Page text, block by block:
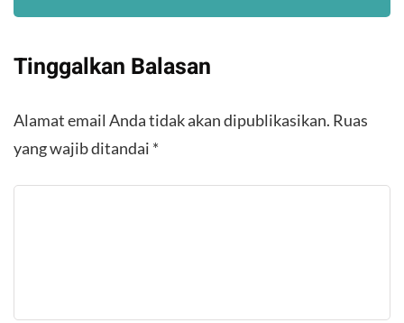
Tinggalkan Balasan
Alamat email Anda tidak akan dipublikasikan. Ruas
yang wajib ditandai *